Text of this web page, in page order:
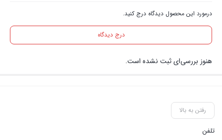
درمورد این محصول دیدگاه درج کنید.
درج دیدگاه
هنوز بررسی‌ای ثبت نشده است.
رفتن به بالا
تلفن